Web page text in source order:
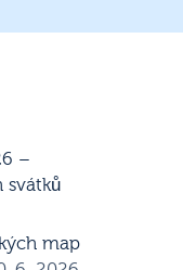
–
svátků
map